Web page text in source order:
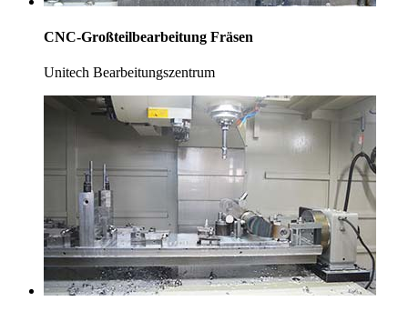
CNC-Großteilbearbeitung Fräsen
Unitech Bearbeitungszentrum